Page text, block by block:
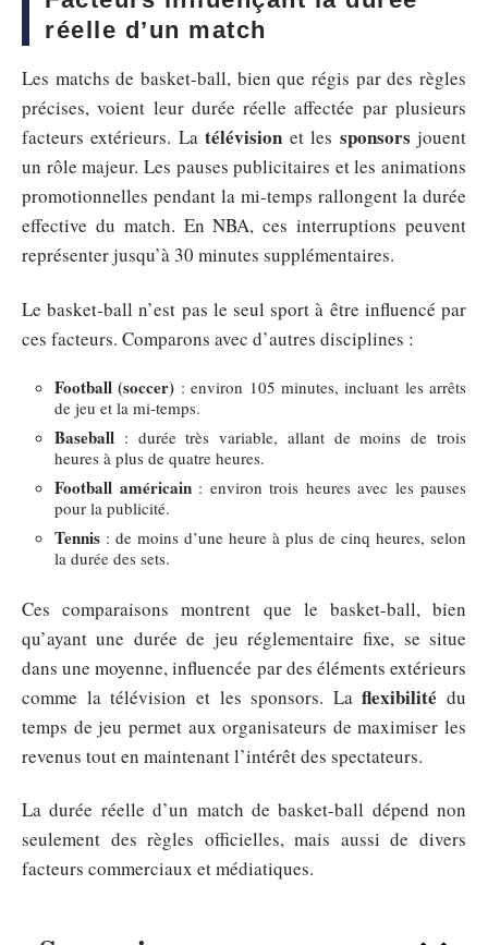
réelle d’un match
Les matchs de basket-ball, bien que régis par des règles
précises, voient leur durée réelle affectée par plusieurs
facteurs extérieurs. Latélévision et les sponsors jouent
un rôle majeur. Les pauses publicitaires et les animations
promotionnelles pendant la mi-temps rallongent la durée
effective du match. En NBA, ces interruptions peuvent
représenter jusqu’à 30 minutes supplémentaires.
Le basket-ball n’est pas le seul sport à être influencé par
ces facteurs. Comparons avec d’autres disciplines :
Football (soccer) : environ 105 minutes, incluant les arrêts
de jeu et la mi-temps.
Baseball : durée très variable, allant de moins de trois
heures à plus de quatre heures.
Football américain: environ trois heures avec les pauses
pour la publicité.
Tennis : de moins d’une heure à plus de cinq heures, selon
la durée des sets.
Ces comparaisons montrent que le basket-ball, bien
qu’ayant une durée de jeu réglementaire fixe, se situe
dans une moyenne, influencée par des éléments extérieurs
comme la télévision et les sponsors. Laflexibilité du
temps de jeu permet aux organisateurs de maximiser les
revenus tout en maintenant l’intérêt des spectateurs.
La durée réelle d’un match de basket-ball dépend non
seulement des règles officielles, mais aussi de divers
facteurs commerciaux et médiatiques.